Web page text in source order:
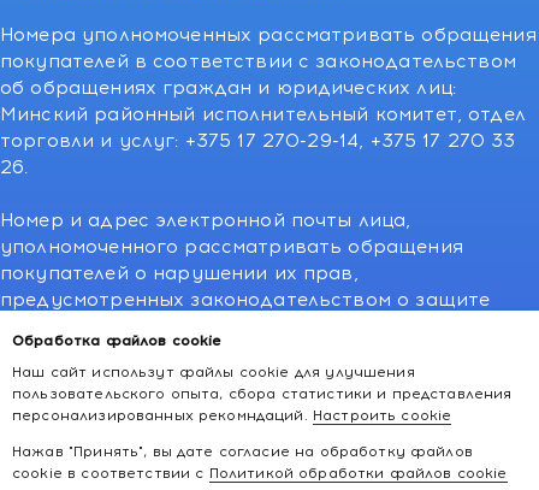
Обработка файлов cookie
Наш сайт использут файлы cookie для улучшения
пользовательского опыта, сбора статистики и представления
персонализированных рекомндаций. Настроить cookie
Нажав "Принять", вы дате согласие на обработку файлов
cookie в соответствии с Политикой обработки файлов cookie
Номера уполномоченных рассматривать обращения
покупателей в соответствии с законодательством
об обращениях граждан и юридических лиц:
Минский районный исполнительный комитет, отдел
торговли и услуг: +375 17 270-29-14, +375 17 270 33
26.
Номер и адрес электронной почты лица,
уполномоченного рассматривать обращения
покупателей о нарушении их прав,
предусмотренных законодательством о защите
операторов), info@kakvapteke.by